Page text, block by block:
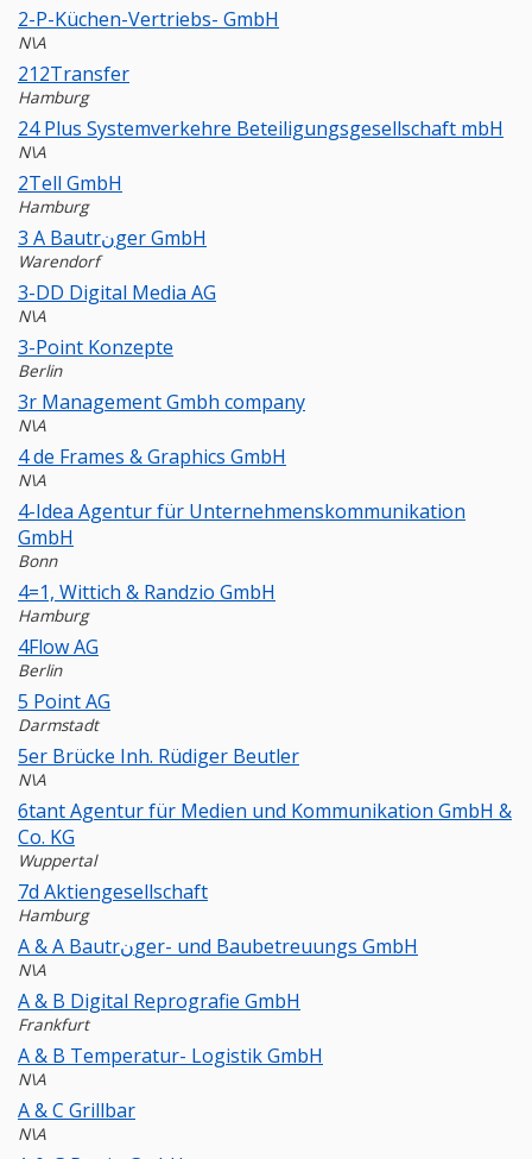
2-P-Küchen-Vertriebs- GmbH
N\A
212Transfer
Hamburg
24 Plus Systemverkehre Beteiligungsgesellschaft mbH
N\A
2Tell GmbH
Hamburg
3 A Bautrنger GmbH
Warendorf
3-DD Digital Media AG
N\A
3-Point Konzepte
Berlin
3r Management Gmbh company
N\A
4 de Frames & Graphics GmbH
N\A
4-Idea Agentur für Unternehmenskommunikation
GmbH
Bonn
4=1, Wittich & Randzio GmbH
Hamburg
4Flow AG
Berlin
5 Point AG
Darmstadt
5er Brücke Inh. Rüdiger Beutler
N\A
6tant Agentur für Medien und Kommunikation GmbH &
Co. KG
Wuppertal
7d Aktiengesellschaft
Hamburg
A & A Bautrنger- und Baubetreuungs GmbH
N\A
A & B Digital Reprografie GmbH
Frankfurt
A & B Temperatur- Logistik GmbH
N\A
A & C Grillbar
N\A